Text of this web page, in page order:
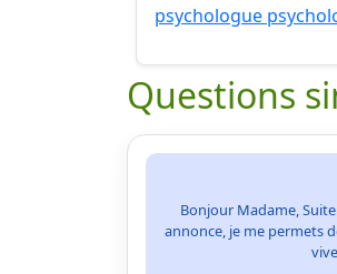
psychologue
Questions
Bonjour Madame,
annonce, je me permets
vive